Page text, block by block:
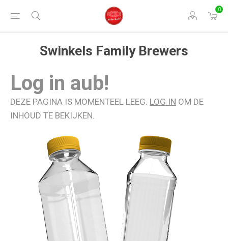
0
Swinkels Family Brewers
Log in aub!
DEZE PAGINA IS MOMENTEEL LEEG. LOG IN OM DE
INHOUD TE BEKIJKEN.